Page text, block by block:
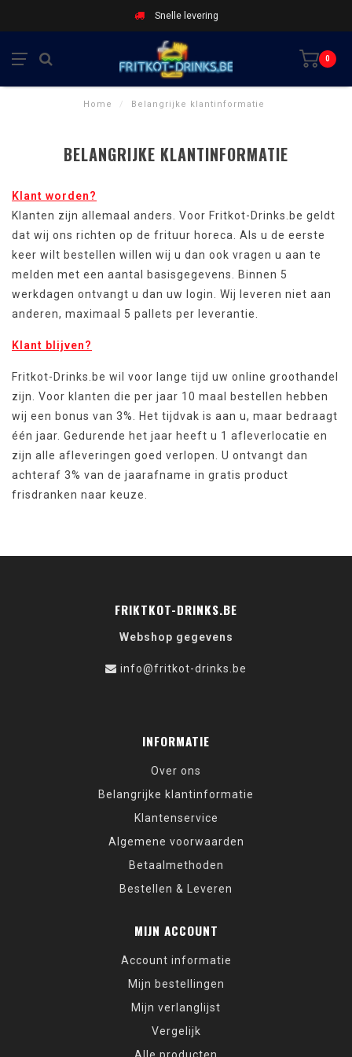
Snelle levering
0
Home / Belangrijke klantinformatie
BELANGRIJKE KLANTINFORMATIE
Klant worden?
Klanten zijn allemaal anders. Voor Fritkot-Drinks.be geldt
dat wij ons richten op de frituur horeca. Als u de eerste
keer wilt bestellen willen wij u dan ook vragen u aan te
melden met een aantal basisgegevens. Binnen 5
werkdagen ontvangt u dan uw login. Wij leveren niet aan
anderen, maximaal 5 pallets per leverantie.
Klant blijven?
Fritkot-Drinks.be wil voor lange tijd uw online groothandel
zijn. Voor klanten die per jaar 10 maal bestellen hebben
wij een bonus van 3%. Het tijdvak is aan u, maar bedraagt
één jaar. Gedurende het jaar heeft u 1 afleverlocatie en
zijn alle afleveringen goed verlopen. U ontvangt dan
achteraf 3% van de jaarafname in gratis product
frisdranken naar keuze.
FRIKTKOT-DRINKS.BE
Webshop gegevens
info@fritkot-drinks.be
INFORMATIE
Over ons
Belangrijke klantinformatie
Klantenservice
Algemene voorwaarden
Betaalmethoden
Bestellen & Leveren
MIJN ACCOUNT
Account informatie
Mijn bestellingen
Mijn verlanglijst
Vergelijk